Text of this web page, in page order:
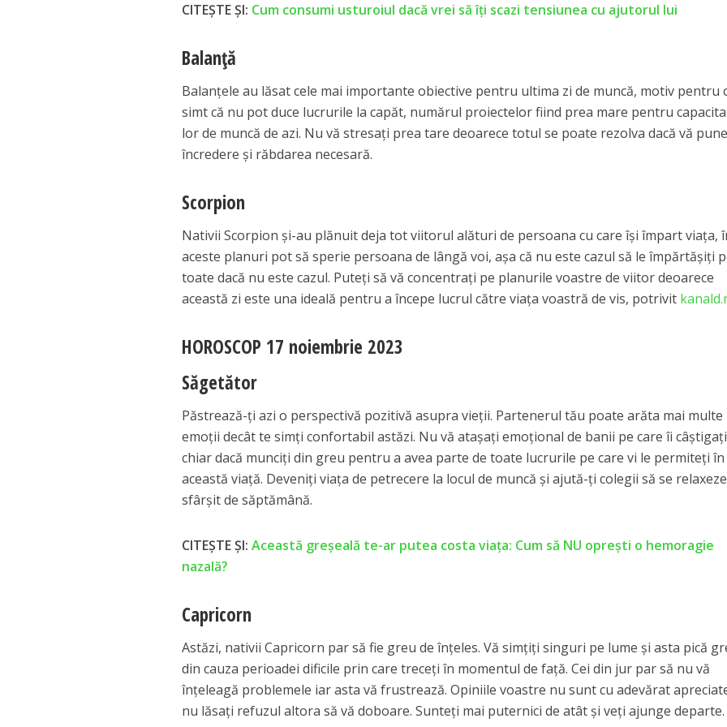
CITEȘTE ȘI: Cum consumi usturoiul dacă vrei să îți scazi tensiunea cu ajutorul lui
Balanță
Balanțele au lăsat cele mai importante obiective pentru ultima zi de muncă, motiv pentru
simt că nu pot duce lucrurile la capăt, numărul proiectelor fiind prea mare pentru
lor de muncă de azi. Nu vă stresați prea tare deoarece totul se poate rezolva dacă vă
încredere și răbdarea necesară.
Scorpion
Nativii Scorpion și-au plănuit deja tot viitorul alături de persoana cu care își împart viața,
aceste planuri pot să sperie persoana de lângă voi, așa că nu este cazul să le împărtășiți
toate dacă nu este cazul. Puteți să vă concentrați pe planurile voastre de viitor deoarece
această zi este una ideală pentru a începe lucrul către viața voastră de vis, potrivit
HOROSCOP 17 noiembrie 2023
Săgetător
Păstrează-ți azi o perspectivă pozitivă asupra vieții. Partenerul tău poate arăta mai multe
emoții decât te simți confortabil astăzi. Nu vă atașați emoțional de banii pe care îi
chiar dacă munciți din greu pentru a avea parte de toate lucrurile pe care vi le permiteți în
această viață. Deveniți viața de petrecere la locul de muncă și ajută-ți colegii să se
sfârșit de săptămână.
CITEȘTE ȘI:Această greșeală te-ar putea costa viața: Cum să NU oprești o hemoragie
nazală?
Capricorn
Astăzi, nativii Capricorn par să fie greu de înțeles. Vă simțiți singuri pe lume și asta pică
din cauza perioadei dificile prin care treceți în momentul de față. Cei din jur par să nu vă
înțeleagă problemele iar asta vă frustrează. Opiniile voastre nu sunt cu adevărat
nu lăsați refuzul altora să vă doboare. Sunteți mai puternici de atât și veți ajunge departe.